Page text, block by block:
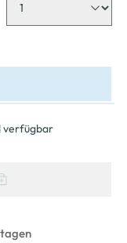
verfügbar